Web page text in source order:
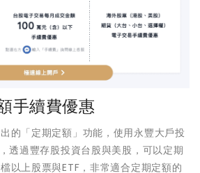
手續費優惠
的「定期定額」功能，使用永豐大戶投
透過豐存股投資台股與美股，可以定期
以上股票與ETF，非常適合定期定額的